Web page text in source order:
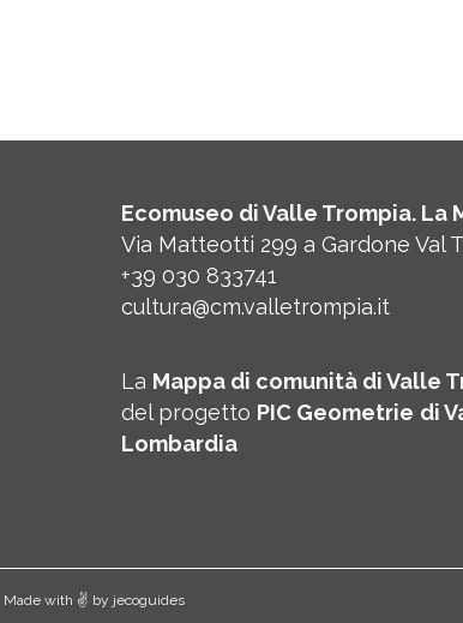
Ecomuseo di Valle Trompia.
Via Matteotti 299 a Gardone Val
+39 030 833741
cultura@cm.valletrompia.it
La Mappa di comunità di Valle
del progetto PIC Geometrie di
Lombardia
Made with ✌️ by jecoguides